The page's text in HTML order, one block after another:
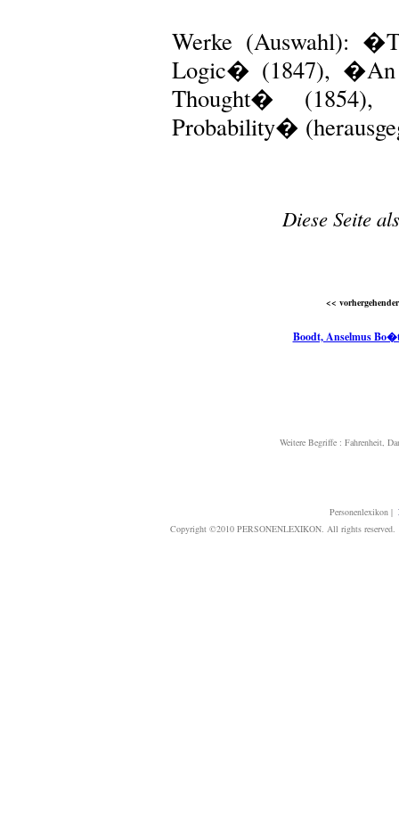
Werke (Auswahl):
Logic� (1847), �An
Thought�
Probability�
Diese Seite
<<
Boodt, Anselmus
Weitere Begriffe : Fahrenheit,
Personenlexikon|
Copyright ©2010 PERSONENLEXIKON. All rights